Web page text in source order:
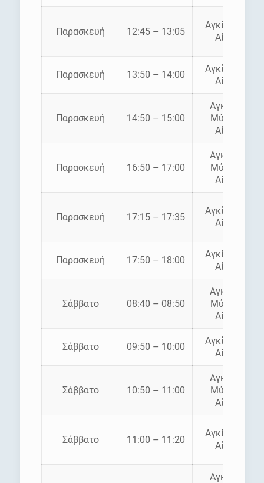
Παρασκευή 12:45 – 13:05
Αγκίστρι –
Αίγινα
Παρασκευή 13:50 – 14:00
Αγκίστρι –
Αίγινα
Παρασκευή 14:50 – 15:00
Αγκίστρι
Μύλοι –
Αίγινα
Παρασκευή 16:50 – 17:00
Αγκίστρι
Μύλοι –
Αίγινα
Παρασκευή 17:15 – 17:35
Αγκίστρι –
Αίγινα
Παρασκευή 17:50 – 18:00
Αγκίστρι –
Αίγινα
Σάββατο 08:40 – 08:50
Αγκίστρι
Μύλοι –
Αίγινα
Σάββατο 09:50 – 10:00
Αγκίστρι –
Αίγινα
Σάββατο 10:50 – 11:00
Αγκίστρι
Μύλοι –
Αίγινα
Σάββατο 11:00 – 11:20
Αγκίστρι –
Αίγινα
Αγκίστρι